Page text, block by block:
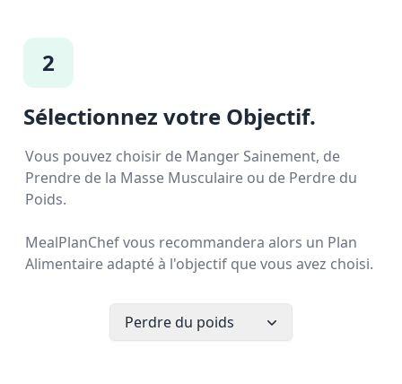
2
Sélectionnez votre Objectif.
Vous pouvez choisir de Manger Sainement, de
Prendre de la Masse Musculaire ou de Perdre du
Poids.
MealPlanChef vous recommandera alors un Plan
Alimentaire adapté à l'objectif que vous avez choisi.
Perdre du poids